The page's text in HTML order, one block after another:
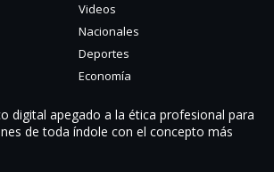
Videos
Nacionales
Deportes
Economía
digital apegado a la ética profesional para
de toda í­ndole con el concepto más